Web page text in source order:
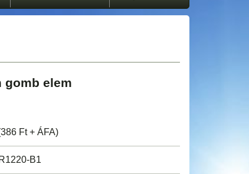
gomb elem
Ft + ÁFA)
B1